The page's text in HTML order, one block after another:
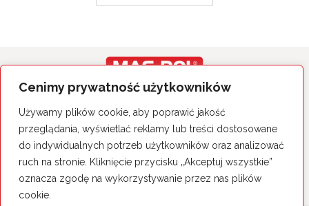
Cenimy prywatność użytkowników
Używamy plików cookie, aby poprawić jakość
przeglądania, wyświetlać reklamy lub treści dostosowane
do indywidualnych potrzeb użytkowników oraz analizować
ruch na stronie. Kliknięcie przycisku „Akceptuj wszystkie”
oznacza zgodę na wykorzystywanie przez nas plików
cookie.
MAS-POL Sp. z o.o. Sp. k.
26-060 Chęciny, ul. Sitkówka 50
tel. 41 344 25 14